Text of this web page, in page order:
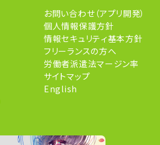
お問い合わせ（アプリ開発）
個人情報保護方針
情報セキュリティ基本方針
フリーランスの方へ
労働者派遣法マージン率
サイトマップ
English